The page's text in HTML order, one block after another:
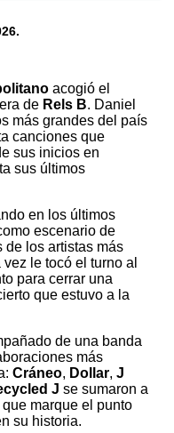
acogió el
de Rels B. Daniel
más grandes del país
canciones que
sus inicios en
sus últimos
en los últimos
escenario de
de los artistas más
le tocó el turno al
para cerrar una
que estuvo a la
de una banda
más
Cráneo, Dollar, J
J se sumaron a
marque el punto
su historia.